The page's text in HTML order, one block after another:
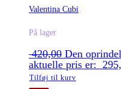
Valentina Cubi
På lager
420,00 Den
aktuelle pris er:
Tilføj til kurv